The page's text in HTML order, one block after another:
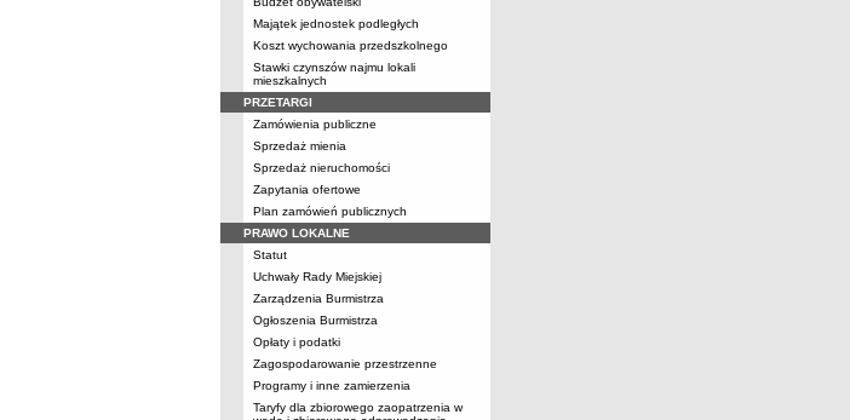
Majątek jednostek podległych
Koszt wychowania przedszkolnego
Stawki czynszów najmu lokali
mieszkalnych
PRZETARGI
Zamówienia publiczne
Sprzedaż mienia
Sprzedaż nieruchomości
Zapytania ofertowe
Plan zamówień publicznych
PRAWO LOKALNE
Statut
Uchwały Rady Miejskiej
Zarządzenia Burmistrza
Ogłoszenia Burmistrza
Opłaty i podatki
Zagospodarowanie przestrzenne
Programy i inne zamierzenia
Taryfy dla zbiorowego zaopatrzenia w